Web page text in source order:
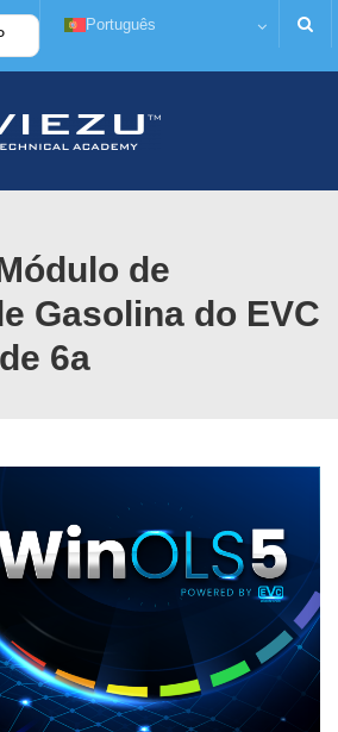
Português
de
Gasolina do EVC
6a